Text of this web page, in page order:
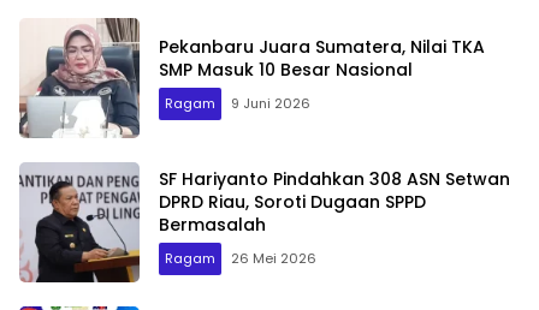
Pekanbaru Juara Sumatera, Nilai TKA
SMP Masuk 10 Besar Nasional
Ragam 9 Juni 2026
SF Hariyanto Pindahkan 308 ASN Setwan
DPRD Riau, Soroti Dugaan SPPD
Bermasalah
Ragam 26 Mei 2026